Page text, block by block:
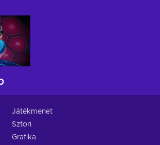
Játékmenet
Sztori
Grafika